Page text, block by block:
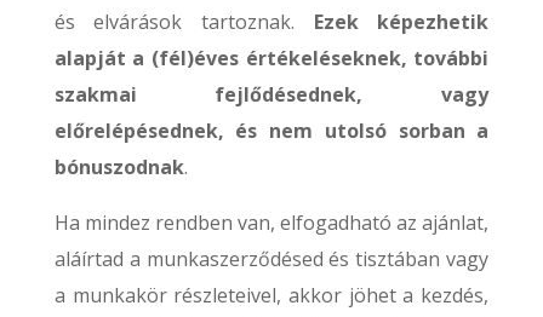
és elvárások tartoznak. Ezek képezhetik
alapját a (fél)éves értékeléseknek, további
szakmai fejlődésednek, vagy
előrelépésednek, és nem utolsó sorban a
bónuszodnak.
Ha mindez rendben van, elfogadható az ajánlat,
aláírtad a munkaszerződésed és tisztában vagy
a munkakör részleteivel, akkor jöhet a kezdés,